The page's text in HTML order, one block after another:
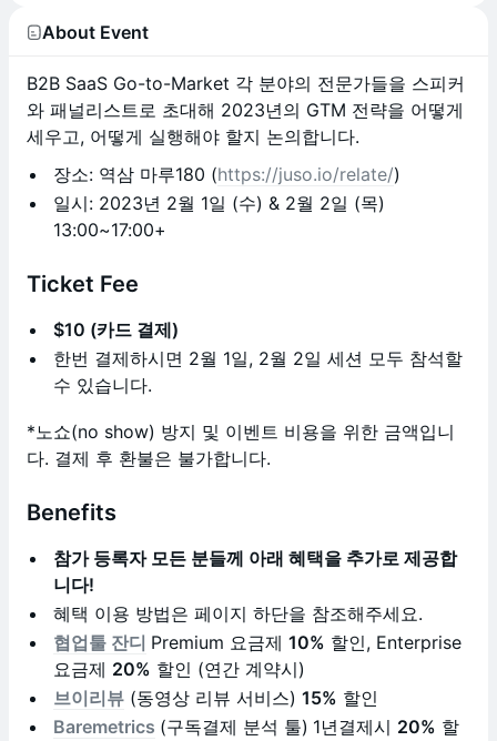
About Event
B2B SaaS Go-to-Market 각 분야의 전문가들을 스피커
와 패널리스트로 초대해 2023년의 GTM 전략을 어떻게
세우고, 어떻게 실행해야 할지 논의합니다.
장소: 역삼 마루180 (https://juso.io/relate/)
일시: 2023년 2월 1일 (수) & 2월 2일 (목)
13:00~17:00+
Ticket Fee
$10 (카드 결제)
한번 결제하시면 2월 1일, 2월 2일 세션 모두 참석할
수 있습니다.
*노쇼(no show) 방지 및 이벤트 비용을 위한 금액입니
다. 결제 후 환불은 불가합니다.
Benefits
참가 등록자 모든 분들께 아래 혜택을 추가로 제공합
니다!
혜택 이용 방법은 페이지 하단을 참조해주세요.
협업툴 잔디 Premium 요금제 10% 할인, Enterprise
요금제 20% 할인 (연간 계약시)
브이리뷰 (동영상 리뷰 서비스) 15% 할인
Baremetrics (구독결제 분석 툴) 1년결제시 20% 할